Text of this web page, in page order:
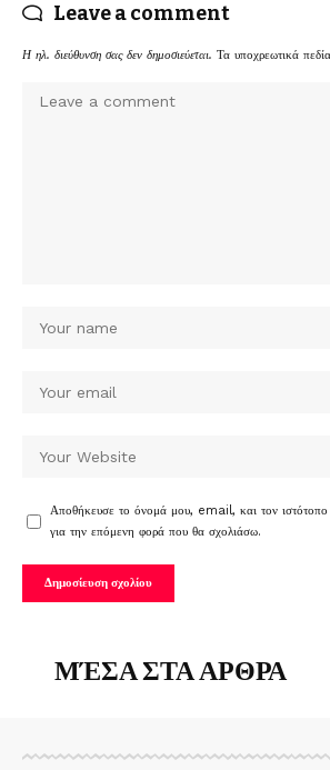
Leave a comment
Η ηλ. διεύθυνση σας δεν δημοσιεύεται. Τα υποχρεωτικά
Αποθήκευσε το όνομά μου, email, και τον
για την επόμενη φορά που θα σχολιάσω.
ΜΈΣΑ ΣΤΑ ΑΡΘΡΑ